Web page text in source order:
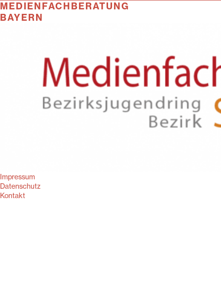
MEDIENFACHBERATUNG
BAYERN
Impressum
Datenschutz
Kontakt